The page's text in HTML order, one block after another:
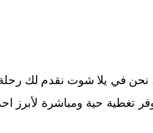
في يلا شوت نقدم لك
تغطية حية ومباشرة لأبرز